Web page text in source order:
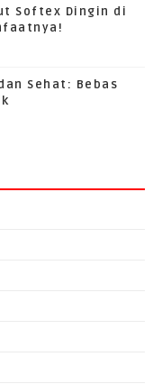
Softex Dingin di
Sehat: Bebas